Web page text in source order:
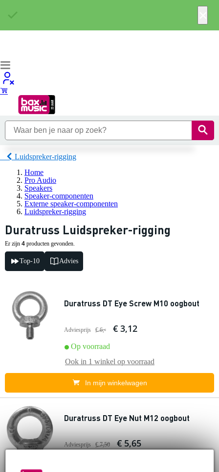
Luidspreker-rigging
Home
Pro Audio
Speakers
Speaker-componenten
Externe speaker-componenten
Luidspreker-rigging
Duratruss Luidspreker-rigging
Er zijn 4 producten gevonden.
Top-10 Advies
Duratruss DT Eye Screw M10 oogbout
Adviesprijs € 6,- € 3,12
Op voorraad
Ook in 1 winkel op voorraad
In mijn winkelwagen
Duratruss DT Eye Nut M12 oogbout
Adviesprijs € 7,50 € 5,65